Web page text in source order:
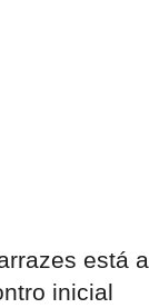
está a
inicial